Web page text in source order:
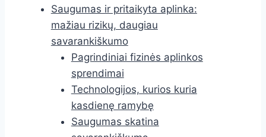
Saugumas ir pritaikyta aplinka:
mažiau rizikų, daugiau
savarankiškumo
Pagrindiniai fizinės aplinkos
sprendimai
Technologijos, kurios kuria
kasdienę ramybę
Saugumas skatina